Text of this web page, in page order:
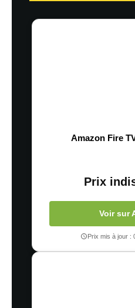
Amazon Fire
Prix
Voir sur
Prix mis à jour :